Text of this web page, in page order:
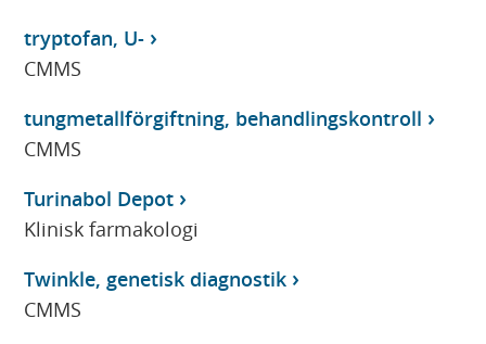
tryptofan, U-
CMMS
tungmetallförgiftning, behandlingskontroll
CMMS
Turinabol Depot
Klinisk farmakologi
Twinkle, genetisk diagnostik
CMMS